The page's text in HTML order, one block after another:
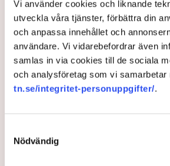
Vi använder cookies och liknande
utveckla våra tjänster, förbättra din
och anpassa innehållet och
användare. Vi vidarebefordrar även
samlas in via cookies till de sociala
och analysföretag som vi samarbetar
tn.se/integritet-personuppgifter/.
Nödvändig